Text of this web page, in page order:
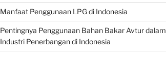
Manfaat Penggunaan LPG di Indonesia
Pentingnya Penggunaan Bahan Bakar Avtur dalam
Industri Penerbangan di Indonesia